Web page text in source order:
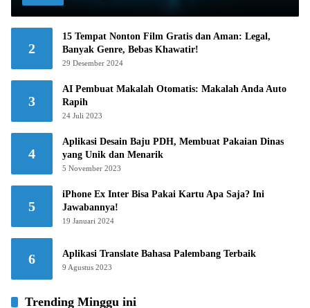
2
15 Tempat Nonton Film Gratis dan Aman: Legal,
Banyak Genre, Bebas Khawatir!
29 Desember 2024
3
AI Pembuat Makalah Otomatis: Makalah Anda Auto
Rapih
24 Juli 2023
4
Aplikasi Desain Baju PDH, Membuat Pakaian Dinas
yang Unik dan Menarik
5 November 2023
5
iPhone Ex Inter Bisa Pakai Kartu Apa Saja? Ini
Jawabannya!
19 Januari 2024
6 Aplikasi Translate Bahasa Palembang Terbaik
9 Agustus 2023
Trending Minggu ini